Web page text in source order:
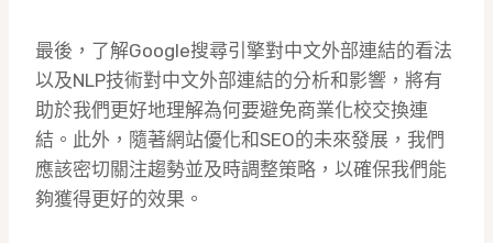
最後，了解Google搜尋引擎對中文外部連結的看法
以及NLP技術對中文外部連結的分析和影響，將有
助於我們更好地理解為何要避免商業化校交換連
結。此外，隨著網站優化和SEO的未來發展，我們
應該密切關注趨勢並及時調整策略，以確保我們能
夠獲得更好的效果。